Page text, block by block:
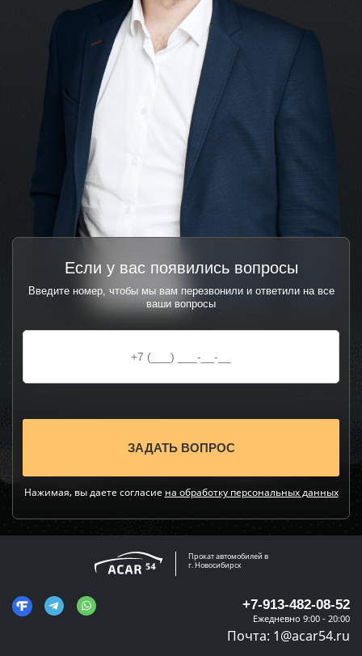
Если у вас появились вопросы
Введите номер, чтобы мы вам перезвонили и ответили на все
ваши вопросы
Нажимая, вы даете согласие на обработку персональных данных
Прокат автомобилей в
г. Новосибирск
+7-913-482-08-52
Ежедневно 9:00 - 20:00
Почта: 1@acar54.ru